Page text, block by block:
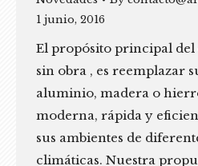
1 junio, 2016
El propósito principal del
sin obra , es reemplazar
aluminio, madera o
moderna, rápida y
sus ambientes de
climáticas. Nuestra